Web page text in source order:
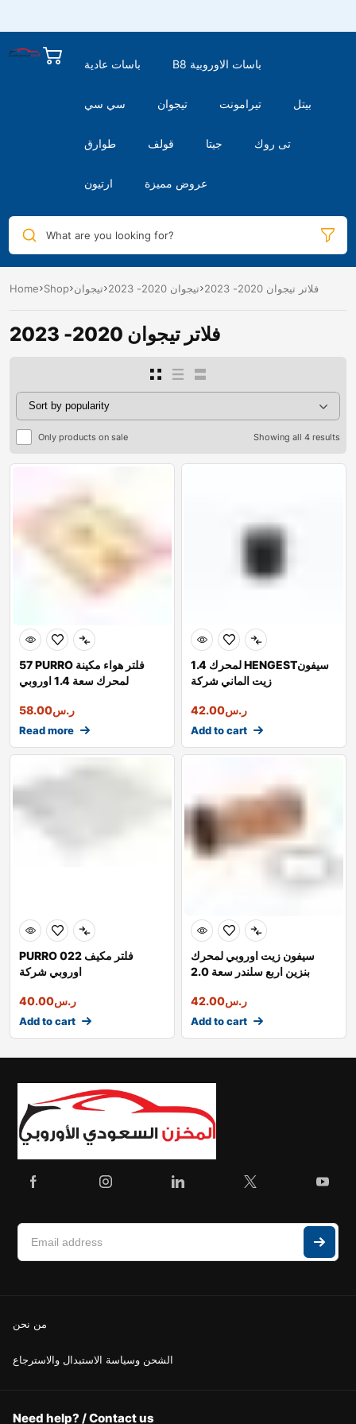
باسات عادية B8 باسات الاوروبية
سي سي تيجوان تيرامونت بيتل
طوارق قولف جيتا تى روك
ارتيون عروض مميزة
What are you looking for?
Home Shop تيجوان تيجوان 2020- 2023 فلاتر تيجوان 2020- 2023
فلاتر تيجوان 2020- 2023
Only products on sale Showing all 4 results
57 PURRO فلتر هواء مكينة
لمحرك سعة 1.4 اوروبي
ر.س58.00
Read more
لمحرك 1.4 HENGESTسيفون
زيت الماني شركة
ر.س42.00
Add to cart
PURRO 022 فلتر مكيف
اوروبي شركة
ر.س40.00
Add to cart
سيفون زيت اوروبي لمحرك
بنزين اربع سلندر سعة 2.0
ر.س42.00
Add to cart
من نحن
الشحن وسياسة الاستبدال والاسترجاع
Need help? / Contact us